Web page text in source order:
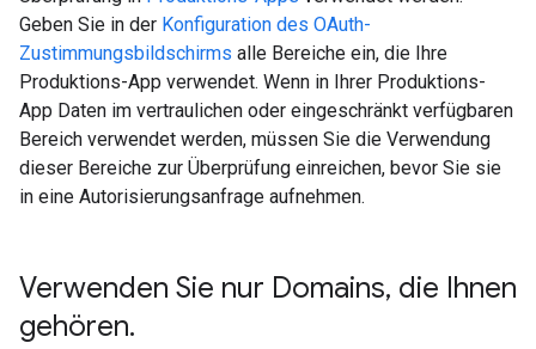
Geben Sie in der Konfiguration des OAuth-
Zustimmungsbildschirms alle Bereiche ein, die Ihre
Produktions-App verwendet. Wenn in Ihrer Produktions-
App Daten im vertraulichen oder eingeschränkt verfügbaren
Bereich verwendet werden, müssen Sie die Verwendung
dieser Bereiche zur Überprüfung einreichen, bevor Sie sie
in eine Autorisierungsanfrage aufnehmen.
Verwenden Sie nur Domains, die Ihnen
gehören.